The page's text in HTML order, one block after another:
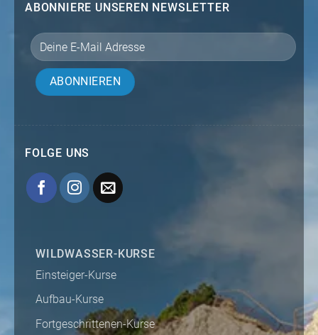
ABONNIERE UNSEREN NEWSLETTER
FOLGE UNS
WILDWASSER-KURSE
Einsteiger-Kurse
Aufbau-Kurse
Fortgeschrittenen-Kurse